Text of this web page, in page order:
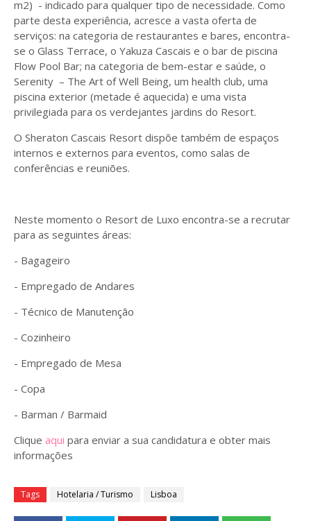
m2) - indicado para qualquer tipo de necessidade. Como
parte desta experiência, acresce a vasta oferta de
serviços: na categoria de restaurantes e bares, encontra-
se o Glass Terrace, o Yakuza Cascais e o bar de piscina
Flow Pool Bar; na categoria de bem-estar e saúde, o
Serenity – The Art of Well Being, um health club, uma
piscina exterior (metade é aquecida) e uma vista
privilegiada para os verdejantes jardins do Resort.
O Sheraton Cascais Resort dispõe também de espaços
internos e externos para eventos, como salas de
conferências e reuniões.
Neste momento o Resort de Luxo encontra-se a recrutar
para as seguintes áreas:
- Bagageiro
- Empregado de Andares
- Técnico de Manutenção
- Cozinheiro
- Empregado de Mesa
- Copa
- Barman / Barmaid
Clique aqui para enviar a sua candidatura e obter mais
informações
Tags Hotelaria / Turismo Lisboa